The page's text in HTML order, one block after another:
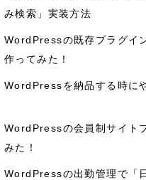
み検索」実装方法
WordPressの既存プラグイ
作ってみた！
WordPressを納品する時に
WordPressの会員制サイト
みた！
WordPressの出勤管理で「